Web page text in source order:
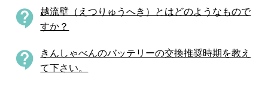
contact_support 越流壁（えつりゅうへき）とはどのようなもので
すか？
contact_support きんしゃべんのバッテリーの交換推奨時期を教え
て下さい。